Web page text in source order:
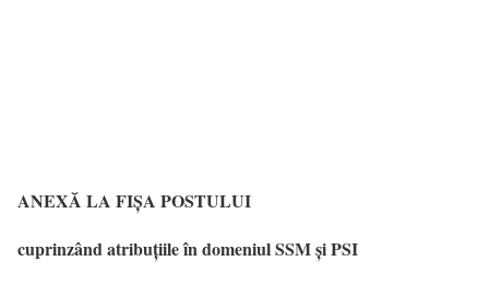
ANEXĂ LA FIȘA POSTULUI
cuprinzând atribuțiile în domeniul SSM și PSI